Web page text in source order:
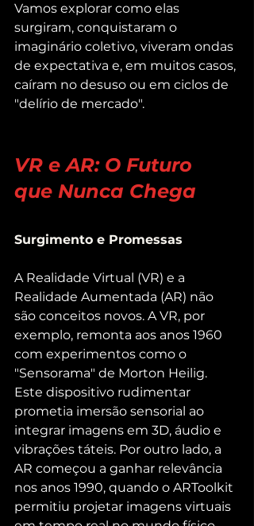
Vamos explorar como elas
surgiram, conquistaram o
imaginário coletivo, viveram ondas
de expectativa e, em muitos casos,
caíram no desuso ou em ciclos de
"delírio de mercado".
VR e AR: O Futuro
que Nunca Chega
Surgimento e Promessas
A Realidade Virtual (VR) e a
Realidade Aumentada (AR) não
são conceitos novos. A VR, por
exemplo, remonta aos anos 1960
com experimentos como o
"Sensorama" de Morton Heilig.
Este dispositivo rudimentar
prometia imersão sensorial ao
integrar imagens em 3D, áudio e
vibrações táteis. Por outro lado, a
AR começou a ganhar relevância
nos anos 1990, quando o ARToolkit
permitiu projetar imagens virtuais